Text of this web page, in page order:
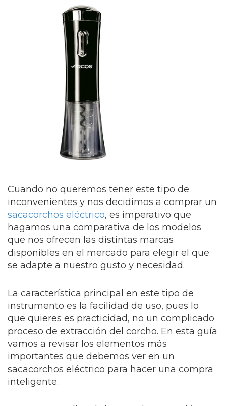
Cuando no queremos tener este tipo de
inconvenientes y nos decidimos a comprar un
sacacorchos eléctrico, es imperativo que
hagamos una comparativa de los modelos
que nos ofrecen las distintas marcas
disponibles en el mercado para elegir el que
se adapte a nuestro gusto y necesidad.
La característica principal en este tipo de
instrumento es la facilidad de uso, pues lo
que quieres es practicidad, no un complicado
proceso de extracción del corcho. En esta guía
vamos a revisar los elementos más
importantes que debemos ver en un
sacacorchos eléctrico para hacer una compra
inteligente.